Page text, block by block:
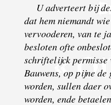
U adverteert bij
dat hem niemandt
vervooderen, van te
besloten ofte
schriftelijck permisse
Bauwens, op pijne
worden, sullen daer
worden, ende